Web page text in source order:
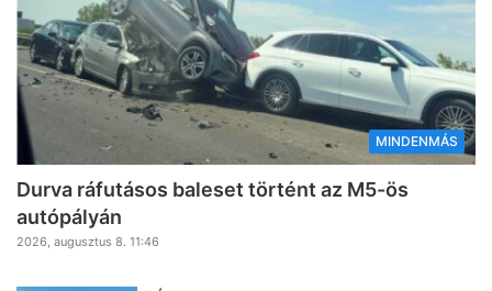
MINDENMÁS
Durva ráfutásos baleset történt az M5-ös
autópályán
2026, augusztus 8. 11:46